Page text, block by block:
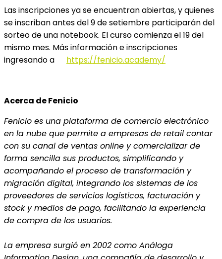
Las inscripciones ya se encuentran abiertas, y quienes
se inscriban antes del 9 de setiembre participarán del
sorteo de una notebook. El curso comienza el 19 del
mismo mes. Más información e inscripciones
ingresando a
https://fenicio.academy/
Acerca de Fenicio
Fenicio es una plataforma de comercio electrónico
en la nube que permite a empresas de retail contar
con su canal de ventas online y comercializar de
forma sencilla sus productos, simplificando y
acompañando el proceso de transformación y
migración digital, integrando los sistemas de los
proveedores de servicios logísticos, facturación y
stock y medios de pago, facilitando la experiencia
de compra de los usuarios.
La empresa surgió en 2002 como Análoga